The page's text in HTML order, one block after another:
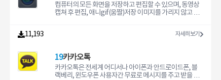
컴퓨터의 모든 화면을 저장하고 편집할 수 있으며, 동영상
캡쳐 후 편집, 애니gif(움짤)저장 이미지를 가리지 않고 편
11,193
자세히보기
19카카오톡
카카오톡은 전세계 어디서나 아이폰과 안드로이드폰, 블
랙베리, 윈도우폰 사용자간 무료로 메시지를 주고 받을 수